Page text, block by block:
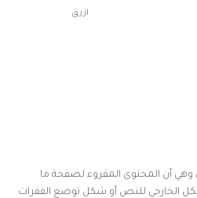
ازرق
التعامل مع
المواد
بلاستيك
أن المحتوى المقروء لصفحة ما
الخارجي للنص أو شكل توضع الفقرات